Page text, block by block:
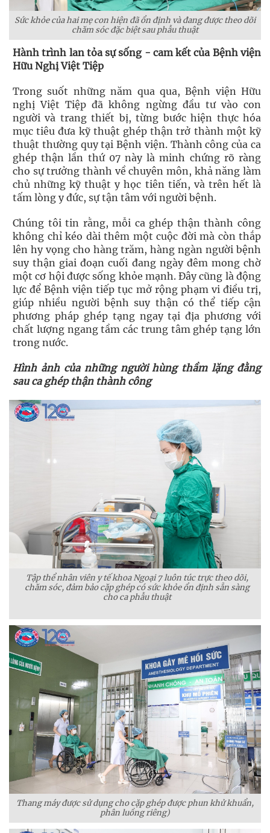
Sức khỏe của hai mẹ con hiện đã ổn định và đang được theo dõi
chăm sóc đặc biệt sau phẫu thuật
Hành trình lan tỏa sự sống - cam kết của Bệnh viện
Hữu Nghị Việt Tiệp
Trong suốt những năm qua qua, Bệnh viện Hữu
nghị Việt Tiệp đã không ngừng đầu tư vào con
người và trang thiết bị, từng bước hiện thực hóa
mục tiêu đưa kỹ thuật ghép thận trở thành một kỹ
thuật thường quy tại Bệnh viện. Thành công của ca
ghép thận lần thứ 07 này là minh chứng rõ ràng
cho sự trưởng thành về chuyên môn, khả năng làm
chủ những kỹ thuật y học tiên tiến, và trên hết là
tấm lòng y đức, sự tận tâm với người bệnh.
Chúng tôi tin rằng, mỗi ca ghép thận thành công
không chỉ kéo dài thêm một cuộc đời mà còn thắp
lên hy vọng cho hàng trăm, hàng ngàn người bệnh
suy thận giai đoạn cuối đang ngày đêm mong chờ
một cơ hội được sống khỏe mạnh. Đây cũng là động
lực để Bệnh viện tiếp tục mở rộng phạm vi điều trị,
giúp nhiều người bệnh suy thận có thể tiếp cận
phương pháp ghép tạng ngay tại địa phương với
chất lượng ngang tầm các trung tâm ghép tạng lớn
trong nước.
Hình ảnh của những người hùng thầm lặng đằng
sau ca ghép thận thành công
Tập thể nhân viên y tế khoa Ngoại 7 luôn túc trực theo dõi,
chăm sóc, đảm bảo cặp ghép có sức khỏe ổn định sẵn sàng
cho ca phẫu thuật
Thang máy được sử dụng cho cặp ghép được phun khử khuẩn,
phân luồng riêng)